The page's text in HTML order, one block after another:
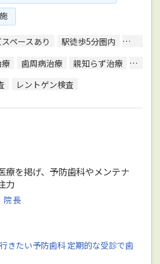
ペースあり 駅徒歩5分圏内
クレジ
歯周病治療 親知らず治療
顎関
レントゲン検査
療を掲げ、予防歯科やメンテナ
力
院長
きたい予防歯科 定期的な受診で歯